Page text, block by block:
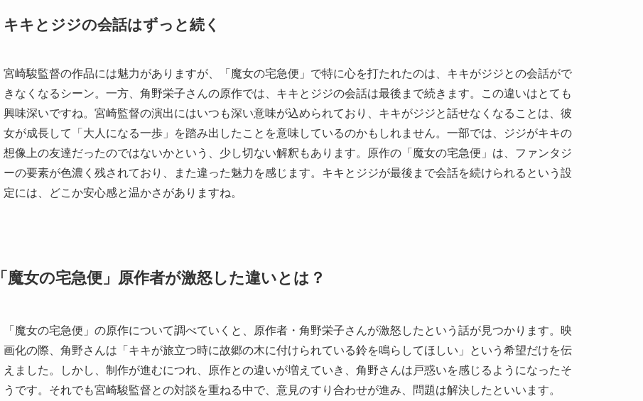
キキとジジの会話はずっと続く
宮崎駿監督の作品には魅力がありますが、「魔女の宅急便」で特に心を打たれたのは、キキがジジとの会話がで
きなくなるシーン。一方、角野栄子さんの原作では、キキとジジの会話は最後まで続きます。この違いはとても
興味深いですね。宮崎監督の演出にはいつも深い意味が込められており、キキがジジと話せなくなることは、彼
女が成長して「大人になる一歩」を踏み出したことを意味しているのかもしれません。一部では、ジジがキキの
想像上の友達だったのではないかという、少し切ない解釈もあります。原作の「魔女の宅急便」は、ファンタジ
ーの要素が色濃く残されており、また違った魅力を感じます。キキとジジが最後まで会話を続けられるという設
定には、どこか安心感と温かさがありますね。
「魔女の宅急便」原作者が激怒した違いとは？
「魔女の宅急便」の原作について調べていくと、原作者・角野栄子さんが激怒したという話が見つかります。映
画化の際、角野さんは「キキが旅立つ時に故郷の木に付けられている鈴を鳴らしてほしい」という希望だけを伝
えました。しかし、制作が進むにつれ、原作との違いが増えていき、角野さんは戸惑いを感じるようになったそ
うです。それでも宮崎駿監督との対談を重ねる中で、意見のすり合わせが進み、問題は解決したといいます。